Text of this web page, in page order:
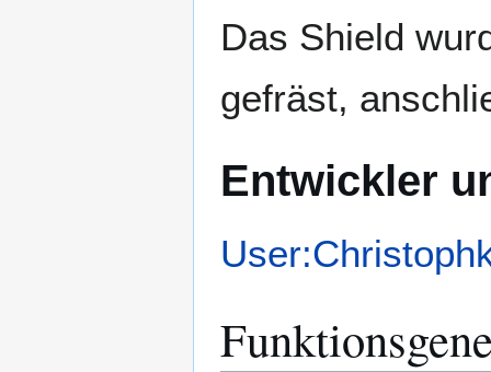
Das Shield
gefräst,
Entwickler